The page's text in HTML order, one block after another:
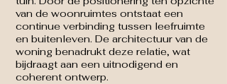
van de woonruimtes ontstaat een
continue verbinding tussen leefruimte
en buitenleven. De architectuur van de
woning benadrukt deze relatie, wat
bijdraagt aan een uitnodigend en
coherent ontwerp.